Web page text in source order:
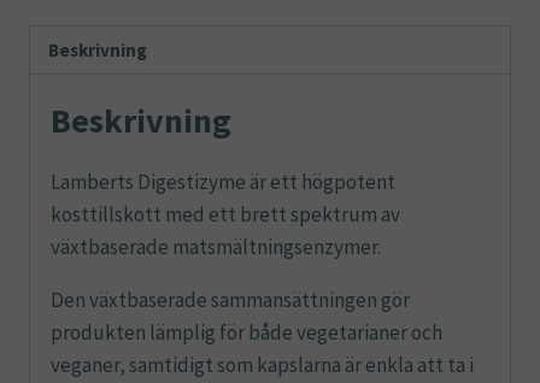
Beskrivning
Beskrivning
Lamberts Digestizyme är ett högpotent
kosttillskott med ett brett spektrum av
växtbaserade matsmältningsenzymer.
Den växtbaserade sammansättningen gör
produkten lämplig för både vegetarianer och
veganer, samtidigt som kapslarna är enkla att ta i